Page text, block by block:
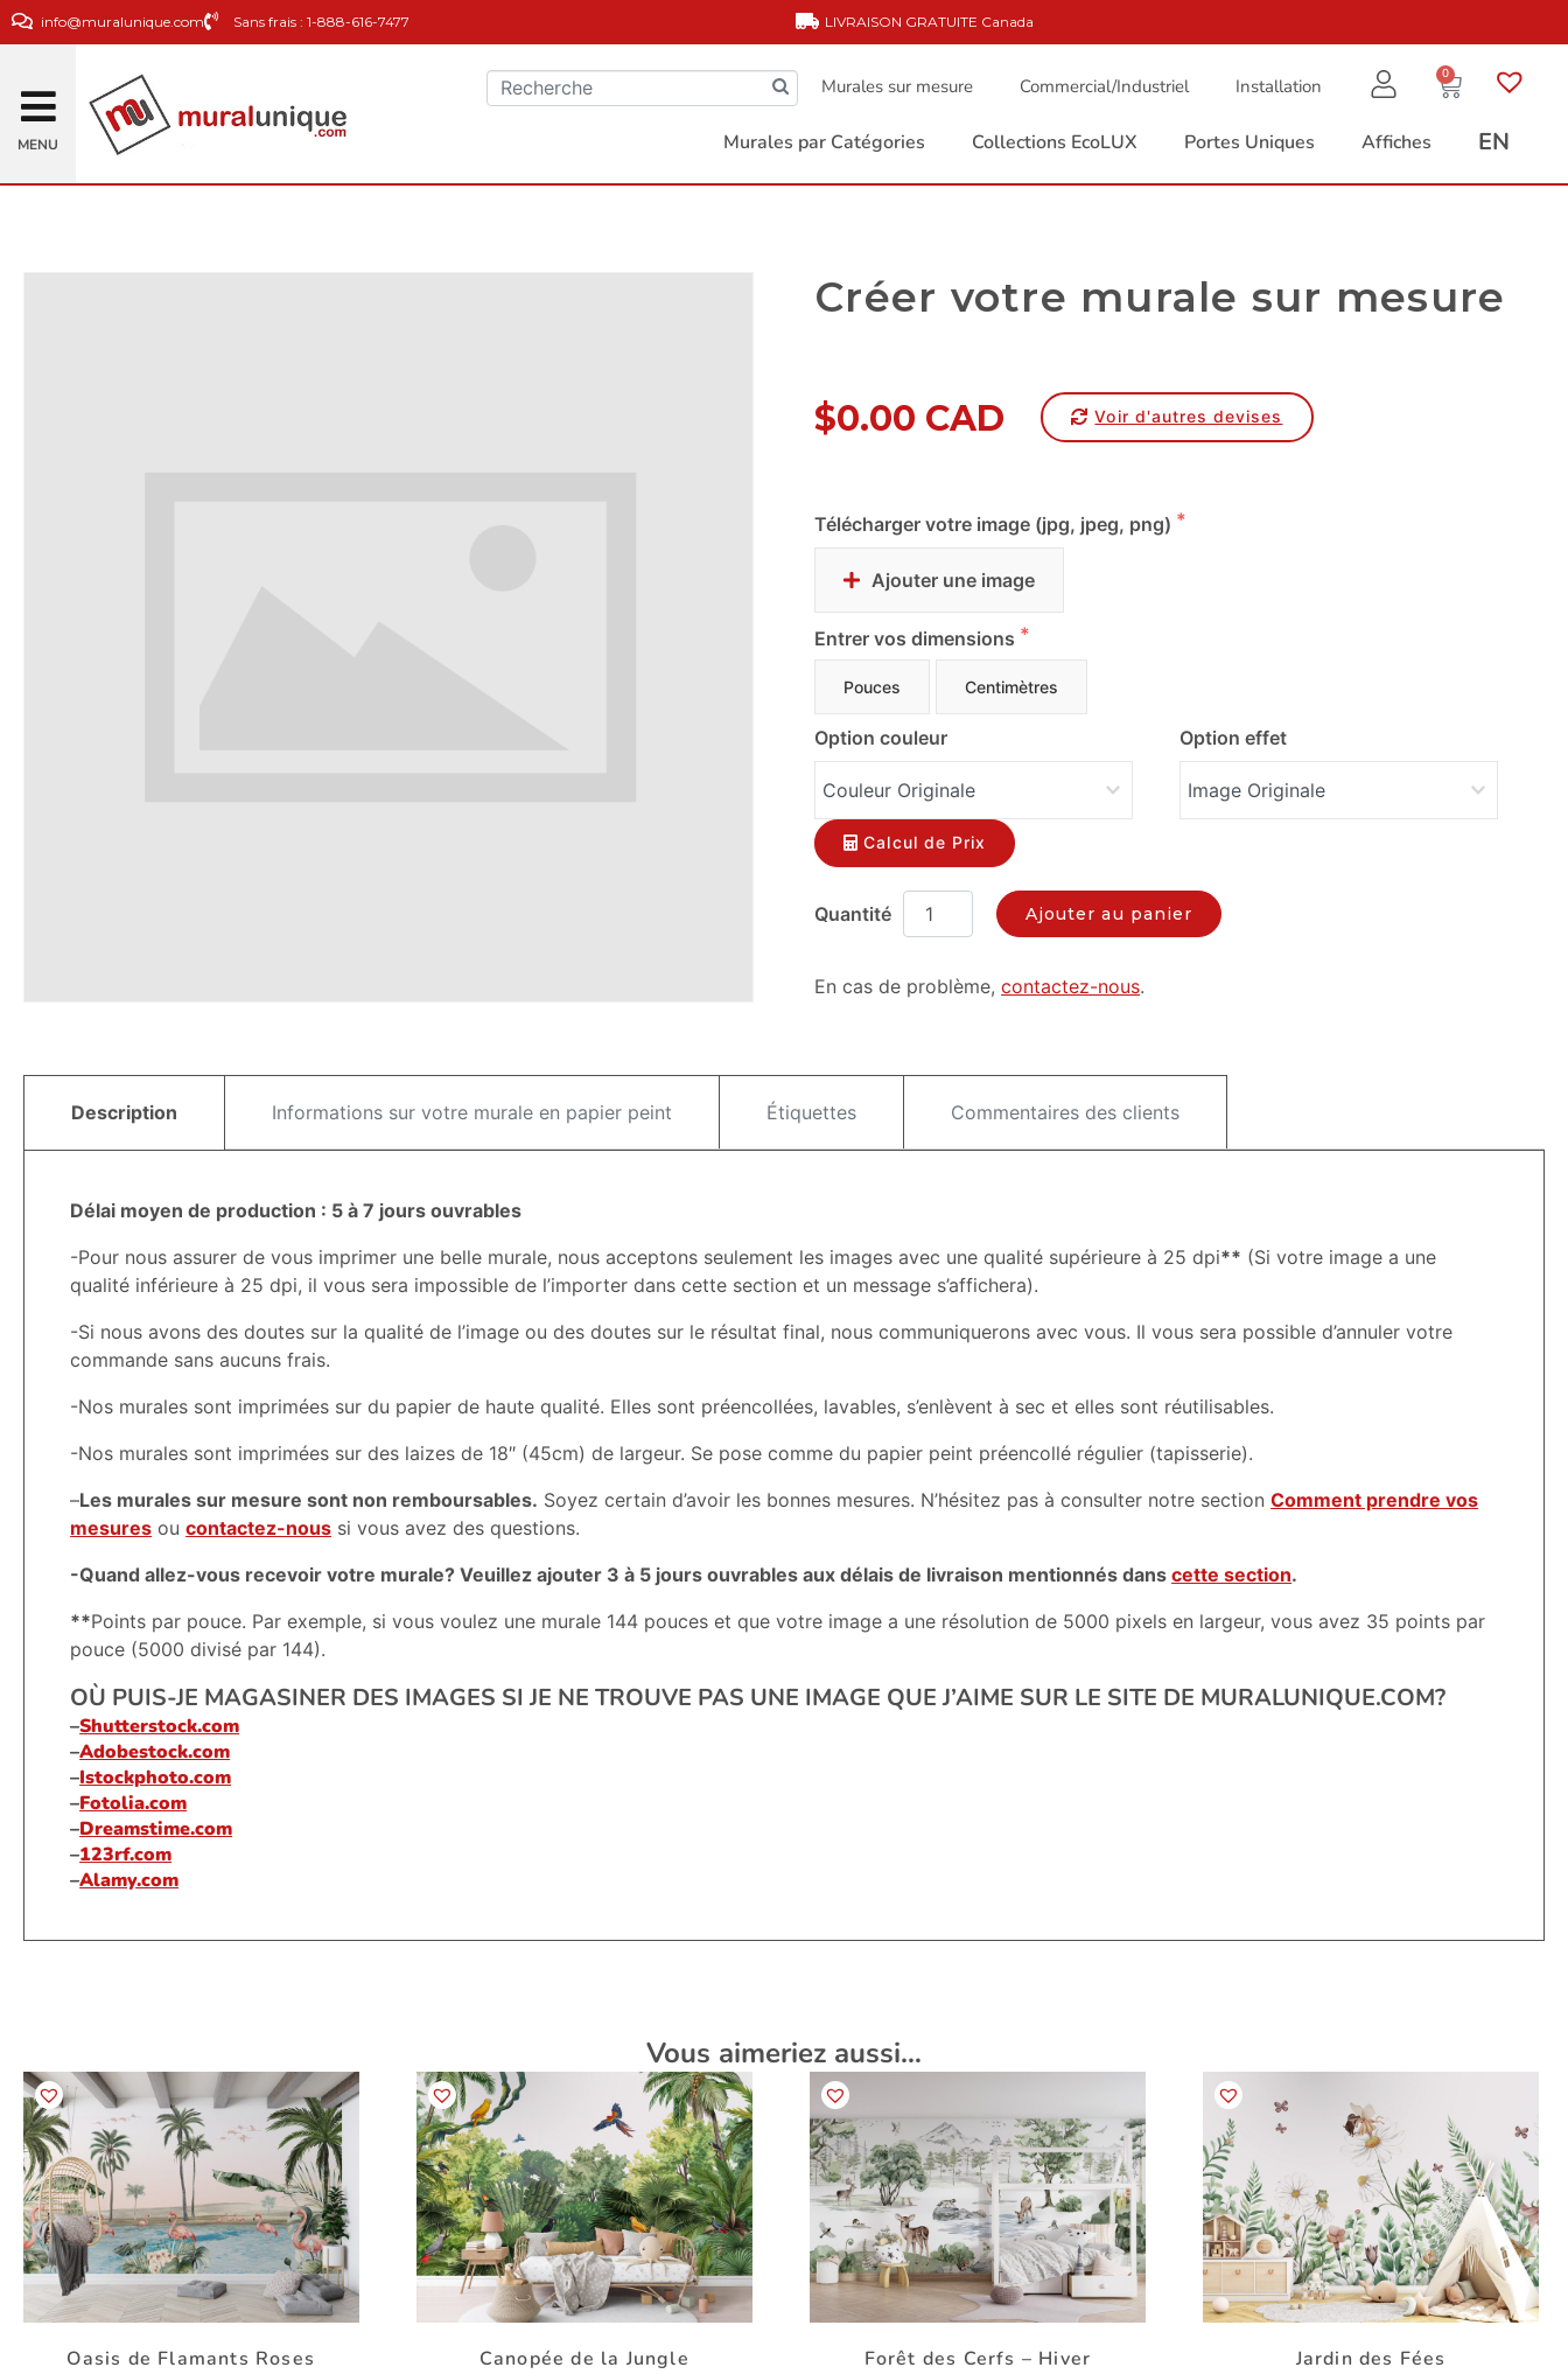
info@muralunique.com Sans frais : 1-888-616-7477 LIVRAISON GRATUITE Canada
MENU
Murales sur mesure Commercial/Industriel Installation
0
Murales par Catégories Collections EcoLUX Portes Uniques Affiches EN
Créer votre murale sur mesure
Voir d'autres devises
$0.00 CAD
Télécharger votre image (jpg, jpeg, png)
Ajouter une image
Entrer vos dimensions
Pouces Centimètres
Option couleur Option effet
Calcul de Prix
Ajouter au panier
En cas de problème,contactez-nous.
Description Informations sur votre murale en papier peint Étiquettes Commentaires des clients
Délai moyen de production : 5 à 7 jours ouvrables
-Pour nous assurer de vous imprimer une belle murale, nous acceptons seulement les images avec une qualité supérieure à 25 dpi** (Si votre image a une
qualité inférieure à 25 dpi, il vous sera impossible de l’importer dans cette section et un message s’affichera).
-Si nous avons des doutes sur la qualité de l’image ou des doutes sur le résultat final, nous communiquerons avec vous. Il vous sera possible d’annuler votre
commande sans aucuns frais.
-Nos murales sont imprimées sur du papier de haute qualité. Elles sont préencollées, lavables, s’enlèvent à sec et elles sont réutilisables.
-Nos murales sont imprimées sur des laizes de 18″ (45cm) de largeur. Se pose comme du papier peint préencollé régulier (tapisserie).
–Les murales sur mesure sont non remboursables. Soyez certain d’avoir les bonnes mesures. N’hésitez pas à consulter notre sectionComment prendre vos
mesures oucontactez-nous si vous avez des questions.
-Quand allez-vous recevoir votre murale? Veuillez ajouter 3 à 5 jours ouvrables aux délais de livraison mentionnés danscette section.
**Points par pouce. Par exemple, si vous voulez une murale 144 pouces et que votre image a une résolution de 5000 pixels en largeur, vous avez 35 points par
pouce (5000 divisé par 144).
OÙ PUIS-JE MAGASINER DES IMAGES SI JE NE TROUVE PAS UNE IMAGE QUE J’AIME SUR LE SITE DE MURALUNIQUE.COM?
–Shutterstock.com
–Adobestock.com
–Istockphoto.com
–Fotolia.com
–Dreamstime.com
–123rf.com
–Alamy.com
Vous aimeriez aussi…
Oasis de Flamants Roses Canopée de la Jungle Forêt des Cerfs – Hiver Jardin des Fées